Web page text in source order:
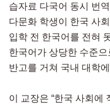
습자료 다국어 동시 번
다문화 학생이 한국 사
입학 전 한국어를 전혀
한국어가 상당한 수준
반고를 거쳐 국내 대학
이 교장은 “한국 사회에